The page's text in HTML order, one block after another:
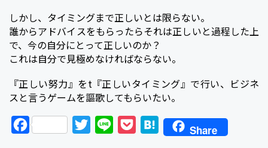
しかし、タイミングまで正しいとは限らない。
誰からアドバイスをもらったらそれは正しいと過程した上
で、今の自分にとって正しいのか？
これは自分で見極めなければならない。
『正しい努力』をt『正しいタイミング』で行い、ビジネ
スと言うゲームを謳歌してもらいたい。
F
H
Share